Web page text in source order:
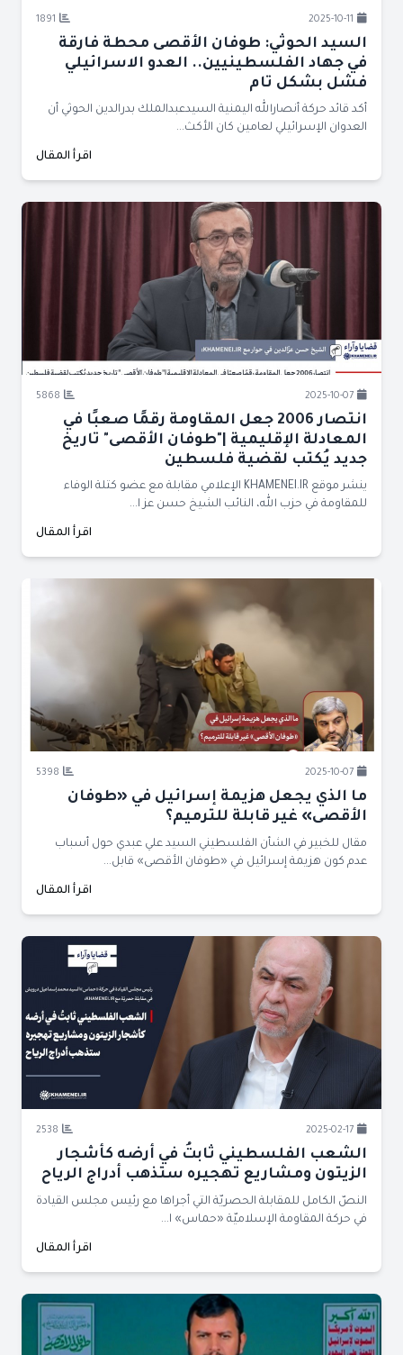
2025-10-11
1891
السيد الحوثي: طوفان الأقصى محطة فارقة
في جهاد الفلسطينيين.. العدو الاسرائيلي
فشل بشكل تام
أكد قائد حركة أنصارالله اليمنية السيدعبدالملك بدرالدين الحوثي أن
العدوان الإسرائيلي لعامين كان الأكث...
اقرأ المقال
2025-10-07
5868
انتصار 2006 جعل المقاومة رقمًا صعبًا في
المعادلة الإقليمية |"طوفان الأقصى" تاريخ
جديد يُكتب لقضية فلسطين
ينشر موقع KHAMENEI.IR الإعلامي مقابلة مع عضو كتلة الوفاء
للمقاومة في حزب الله، النائب الشيخ حسن عز ا...
اقرأ المقال
2025-10-07
5398
ما الذي يجعل هزيمة إسرائيل في «طوفان
الأقصى» غير قابلة للترميم؟
مقال للخبير في الشأن الفلسطيني السيد علي عبدي حول أسباب
عدم كون هزيمة إسرائيل في «طوفان الأقصى» قابل...
اقرأ المقال
2025-02-17
2538
الشعب الفلسطيني ثابتُ في أرضه كأشجار
الزيتون ومشاريع تهجيره ستذهب أدراج الرياح
النصّ الكامل للمقابلة الحصريّة التي أجراها مع رئيس مجلس القيادة
في حركة المقاومة الإسلاميّة «حماس» ا...
اقرأ المقال